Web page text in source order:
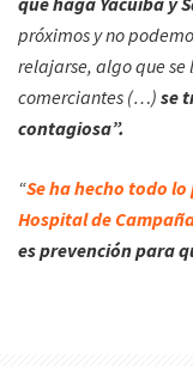
próximos y no
relajarse, algo que se
comerciantes (…) se
contagiosa”.
“Se ha hecho todo
Hospital de
es prevención para